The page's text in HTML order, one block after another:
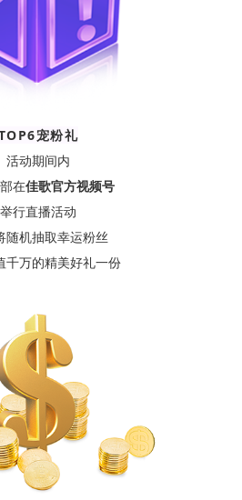
宠粉礼
活动期间内
在佳歌官方视频号
举行直播活动
随机抽取幸运粉丝
千万的精美好礼一份